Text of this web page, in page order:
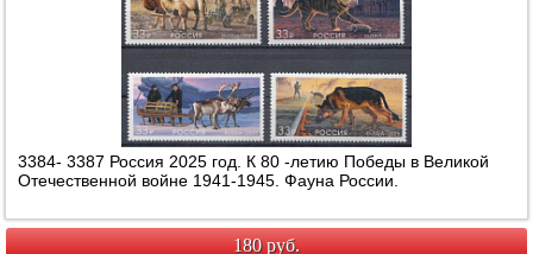
3384- 3387 Россия 2025 год. К 80 -летию Победы в Великой
Отечественной войне 1941-1945. Фауна России.
180 руб.